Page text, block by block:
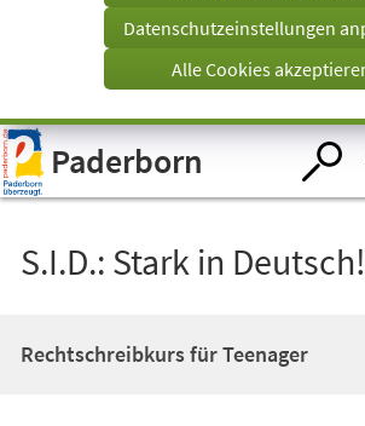
Visuelle
Assistenzsoftware
öffnen.
Tab)
Datenschutzeinstellungen
Alle Cookies
Paderborn
S.I.D.: Stark in Deutsch!
Rechtschreibkurs für Teenager